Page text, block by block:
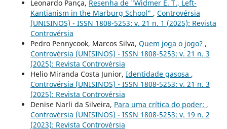
Leonardo Pança, Resenha de "Widmer E. T., Left-
Kantianism in the Marburg School" , Controvérsia
(UNISINOS) - ISSN 1808-5253: v. 21 n. 1 (2025): Revista
Controvérsia
Pedro Pennycook, Marcos Silva, Quem joga o jogo? ,
Controvérsia (UNISINOS) - ISSN 1808-5253: v. 21 n. 3
(2025): Revista Controvérsia
Helio Miranda Costa Junior, Identidade gasosa ,
Controvérsia (UNISINOS) - ISSN 1808-5253: v. 21 n. 3
(2025): Revista Controvérsia
Denise Narli da Silveira, Para uma crítica do poder: ,
Controvérsia (UNISINOS) - ISSN 1808-5253: v. 19 n. 2
(2023): Revista Controvérsia